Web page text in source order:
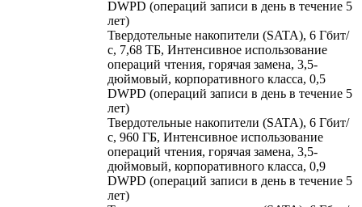
DWPD (операций записи в день в течение 5
лет)
Твердотельные накопители (SATA), 6 Гбит/
с, 7,68 ТБ, Интенсивное использование
операций чтения, горячая замена, 3,5-
дюймовый, корпоративного класса, 0,5
DWPD (операций записи в день в течение 5
лет)
Твердотельные накопители (SATA), 6 Гбит/
с, 960 ГБ, Интенсивное использование
операций чтения, горячая замена, 3,5-
дюймовый, корпоративного класса, 0,9
DWPD (операций записи в день в течение 5
лет)